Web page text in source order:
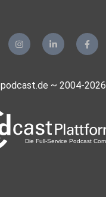
podcast.de ~ 2004-2026